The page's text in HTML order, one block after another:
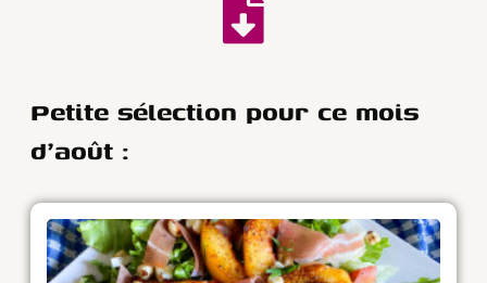
Petite sélection pour ce mois
d'août :